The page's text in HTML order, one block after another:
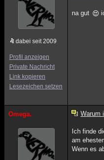
dabei seit 2009
Profil anzeigen
Private Nachricht
Link kopieren
Lesezeichen setzen
na gut
Omega. Warum
Ich finde
am
Wenn es